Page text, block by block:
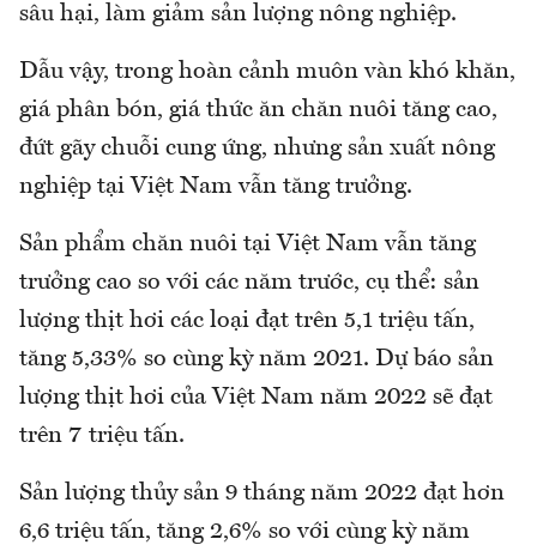
sâu hại, làm giảm sản lượng nông nghiệp.
Dẫu vậy, trong hoàn cảnh muôn vàn khó khăn,
giá phân bón, giá thức ăn chăn nuôi tăng cao,
đứt gãy chuỗi cung ứng, nhưng sản xuất nông
nghiệp tại Việt Nam vẫn tăng trưởng.
Sản phẩm chăn nuôi tại Việt Nam vẫn tăng
trưởng cao so với các năm trước, cụ thể: sản
lượng thịt hơi các loại đạt trên 5,1 triệu tấn,
tăng 5,33% so cùng kỳ năm 2021. Dự báo sản
lượng thịt hơi của Việt Nam năm 2022 sẽ đạt
trên 7 triệu tấn.
Sản lượng thủy sản 9 tháng năm 2022 đạt hơn
6,6 triệu tấn, tăng 2,6% so với cùng kỳ năm